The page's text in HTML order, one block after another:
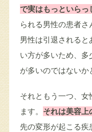
で実はもっといらっ
られる男性の患者さ
男性は引退される
い方が多いため、
が多いのではないか
それともう一つ、女
ます。 それは美容上
先の変形が起こる